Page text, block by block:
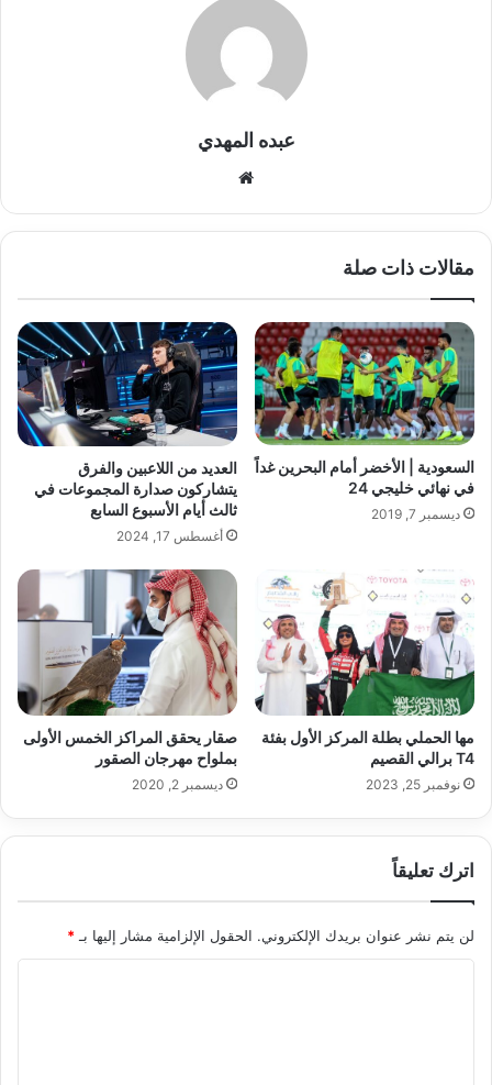
عبده المهدي
مقالات ذات صلة
السعودية | الأخضر أمام البحرين غداً
في نهائي خليجي 24
ديسمبر 7, 2019
العديد من اللاعبين والفرق
يتشاركون صدارة المجموعات في
ثالث أيام الأسبوع السابع
أغسطس 17, 2024
مها الحملي بطلة المركز الأول بفئة
T4 برالي القصيم
نوفمبر 25, 2023
صقار يحقق المراكز الخمس الأولى
بملواح مهرجان الصقور
ديسمبر 2, 2020
اترك تعليقاً
لن يتم نشر عنوان بريدك الإلكتروني. الحقول الإلزامية مشار إليها بـ *